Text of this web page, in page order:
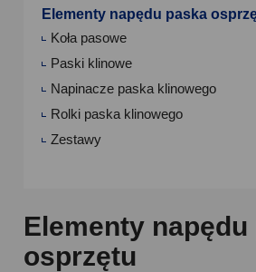
Elementy napędu paska
Koła pasowe
Paski klinowe
Napinacze paska klinowego
Rolki paska klinowego
Zestawy
Elementy napędu
osprzętu